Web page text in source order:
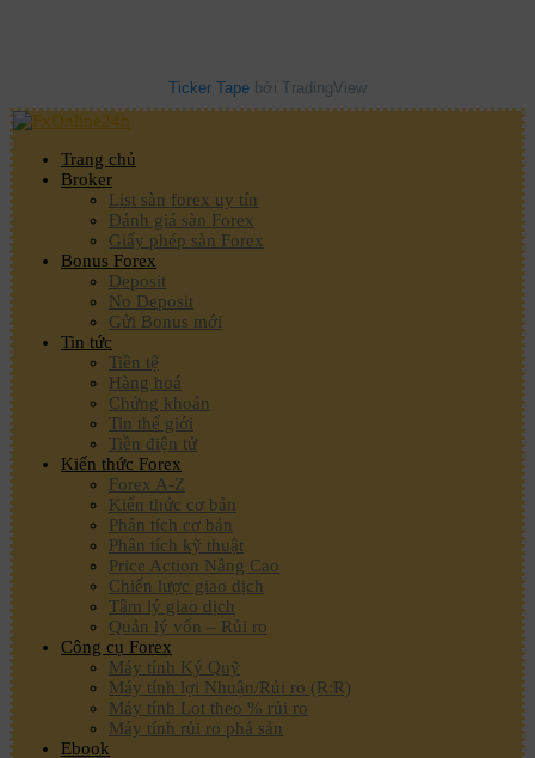
Ticker Tape bởi TradingView
Trang chủ
Broker
List sàn forex uy tín
Đánh giá sàn Forex
Giấy phép sàn Forex
Bonus Forex
Deposit
No Deposit
Gửi Bonus mới
Tin tức
Tiền tệ
Hàng hoá
Chứng khoán
Tin thế giới
Tiền điện tử
Kiến thức Forex
Forex A-Z
Kiến thức cơ bản
Phân tích cơ bản
Phân tích kỹ thuật
Price Action Nâng Cao
Chiến lược giao dịch
Tâm lý giao dịch
Quản lý vốn – Rủi ro
Công cụ Forex
Máy tính Ký Quỹ
Máy tính lợi Nhuận/Rủi ro (R:R)
Máy tính Lot theo % rủi ro
Máy tính rủi ro phá sản
Ebook